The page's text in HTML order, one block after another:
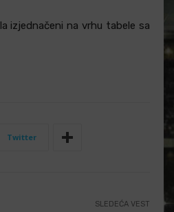
izjednačeni na vrhu tabele sa
Twitter
SLEDEĆA VEST